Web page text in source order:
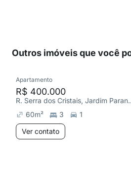
Outros imóveis que você
Apartamento
R$ 400.000
R. Serra dos
60m² 3
1
Ver contato